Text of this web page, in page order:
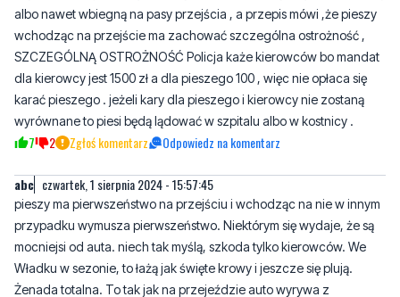
przejście dopóki samochód się nie zatrzyma . Policja utwierdza
dalej pieszych w przekonaniu ,że mają pierwszeństwo na pasach ,
a tym czasem piesi często zamyśleni , z komórką w ręku , wchodzą
albo nawet wbiegną na pasy przejścia , a przepis mówi ,że pieszy
wchodząc na przejście ma zachować szczególna ostrożność ,
SZCZEGÓLNĄ OSTROŻNOŚĆ Policja każe kierowców bo mandat
dla kierowcy jest 1500 zł a dla pieszego 100 , więc nie opłaca się
wyrównane to piesi będą lądować w szpitalu albo w kostnicy .
7 2 Zgłoś komentarz Odpowiedz na komentarz
abc czwartek, 1 sierpnia 2024 - 15:57:45
pieszy ma pierwszeństwo na przejściu i wchodząc na nie w innym
przypadku wymusza pierwszeństwo. Niektórym się wydaje, że są